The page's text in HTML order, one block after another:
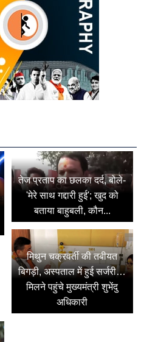
तेज प्रताप का छलका दर्द, बोले-
'मेरे साथ गद्दारी हुई'; खुद को
बताया बाहुबली, कौन...
मिथुन चक्रवर्ती की तबीयत
बिगड़ी, अस्पताल में हुई सर्जरी…
मिलने पहुंचे मुख्यमंत्री शुभेंदु
अधिकारी